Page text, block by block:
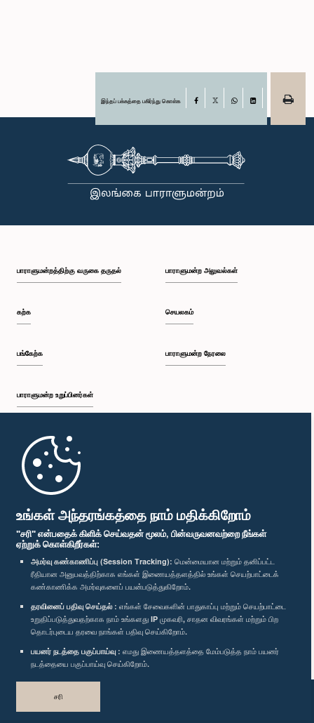
உங்கள் அந்தரங்கத்தை நாம் மதிக்கிறோம்
"சரி" என்பதைக் கிளிக் செய்வதன் மூலம், பின்வருவனவற்றை நீங்கள்
ஏற்றுக் கொள்கிறீர்கள்:
அமர்வு கண்காணிப்பு (Session Tracking): மென்மையான மற்றும் தனிப்பட்ட
ரீதியான அனுபவத்திற்காக எங்கள் இணையத்தளத்தில் உங்கள் செயற்பாட்டைக்
கண்காணிக்க அமர்வுகளைப் பயன்படுத்துகிறோம்.
தரவினைப் பதிவு செய்தல் : எங்கள் சேவைகளின் பாதுகாப்பு மற்றும் செயற்பாட்டை
உறுதிப்படுத்துவதற்காக நாம் உங்களது IP முகவரி, சாதன விவரங்கள் மற்றும் பிற
தொடர்புடைய தரவை நாங்கள் பதிவு செய்கிறோம்.
பயனர் நடத்தை பகுப்பாய்வு : எமது இணையத்தளத்தை மேம்படுத்த நாம் பயனர்
நடத்தையை பகுப்பாய்வு செய்கிறோம்.
சரி
இந்தப் பக்கத்தை பகிர்ந்து கொள்க Facebook
பாராளுமன்றத்திற்கு வருகை தருதல்
கற்க
பங்கேற்க
பாராளுமன்ற உறுப்பினர்கள்
முதற்பக்கம்
பாராளுமன்ற அலுவல்கள்
செயலகம்
பாராளுமன்ற நேரலை
பாராளுமன்ற கையடக்க செயலி
எம்மை பின்தொடர்க :
விருதுகள்
தனியுரிமைக் கொள்கை